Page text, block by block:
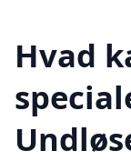
Hvad